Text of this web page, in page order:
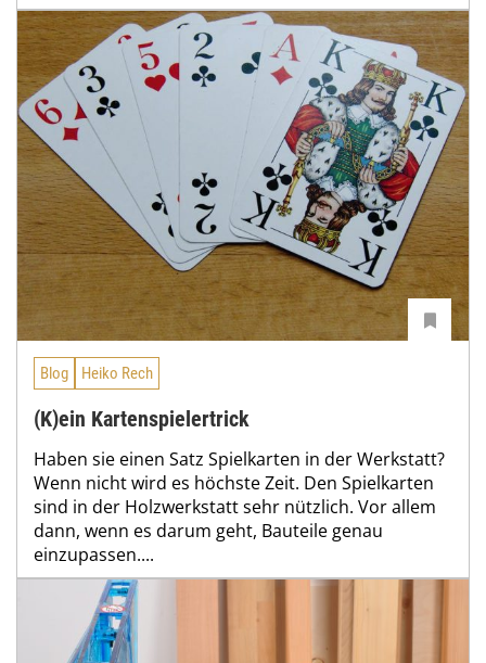
Blog Heiko Rech
(K)ein Kartenspielertrick
Haben sie einen Satz Spielkarten in der Werkstatt?
Wenn nicht wird es höchste Zeit. Den Spielkarten
sind in der Holzwerkstatt sehr nützlich. Vor allem
dann, wenn es darum geht, Bauteile genau
einzupassen....